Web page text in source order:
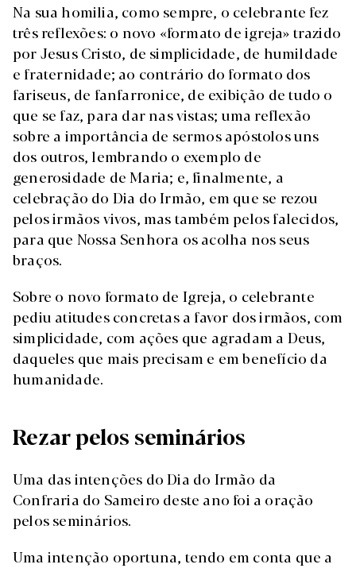
Na sua homilia, como sempre, o celebrante fez
três reflexões: o novo «formato de igreja» trazido
por Jesus Cristo, de simplicidade, de humildade
e fraternidade; ao contrário do formato dos
fariseus, de fanfarronice, de exibição de tudo o
que se faz, para dar nas vistas; uma reflexão
sobre a importância de sermos apóstolos uns
dos outros, lembrando o exemplo de
generosidade de Maria; e, finalmente, a
celebração do Dia do Irmão, em que se rezou
pelos irmãos vivos, mas também pelos falecidos,
para que Nossa Senhora os acolha nos seus
braços.
Sobre o novo formato de Igreja, o celebrante
pediu atitudes concretas a favor dos irmãos, com
simplicidade, com ações que agradam a Deus,
daqueles que mais precisam e em benefício da
humanidade.
Rezar pelos seminários
Uma das intenções do Dia do Irmão da
Confraria do Sameiro deste ano foi a oração
pelos seminários.
Uma intenção oportuna, tendo em conta que a